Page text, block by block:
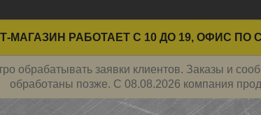
МАГАЗИН РАБОТАЕТ С 10 ДО 19, ОФИС
обрабатывать заявки клиентов. Заказы и
обработаны позже. С 08.08.2026 компания